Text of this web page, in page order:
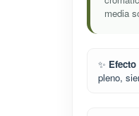
media
✨
pleno,